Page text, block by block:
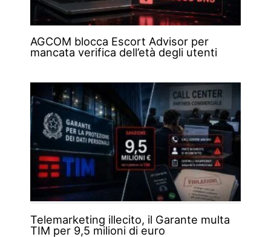
AGCOM blocca Escort Advisor per
mancata verifica dell’età degli utenti
Telemarketing illecito, il Garante multa
TIM per 9,5 milioni di euro